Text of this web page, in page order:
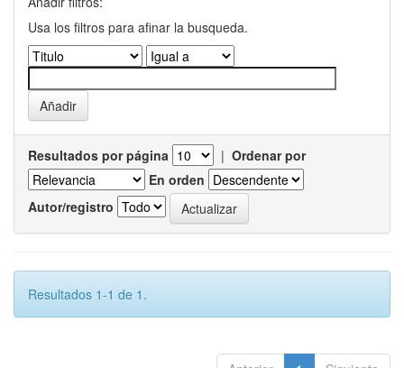
Usa los filtros para afinar la busqueda.
Resultados por página | Ordenar por
En orden
Autor/registro
Resultados 1-1 de 1.